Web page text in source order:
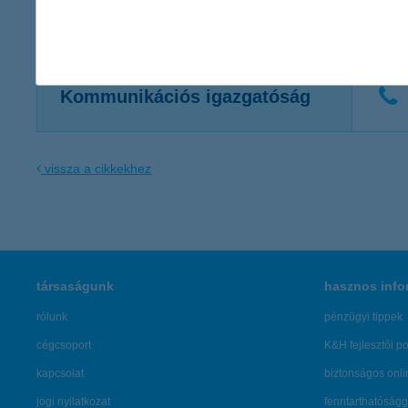
Kommunikációs igazgatóság
vissza a cikkekhez
társaságunk
rólunk
cégcsoport
kapcsolat
jogi nyilatkozat
hasznos
pénzügyi tippek
K&H fejlesztői
biztonságos